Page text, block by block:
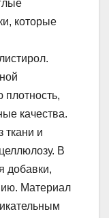
которые
плотность,
качества.
ткани и
В
добавки,
Материал